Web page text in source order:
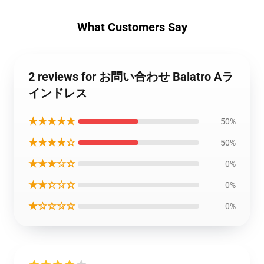
What Customers Say
2 reviews for お問い合わせ Balatro Aラ
インドレス
★★★★★ 50%
★★★★☆ 50%
★★★☆☆ 0%
★★☆☆☆ 0%
★☆☆☆☆ 0%